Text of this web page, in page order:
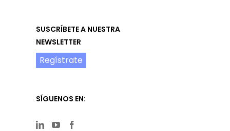
SUSCRÍBETE A NUESTRA
NEWSLETTER
Regístrate
SÍGUENOS EN: